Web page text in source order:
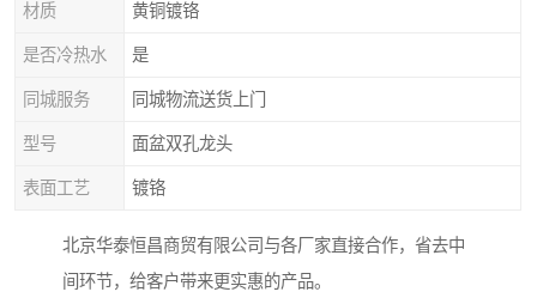
材质 黄铜镀铬
是否冷热水 是
同城服务 同城物流送货上门
型号 面盆双孔龙头
表面工艺 镀铬
北京华泰恒昌商贸有限公司与各厂家直接合作，省去中
间环节，给客户带来更实惠的产品。